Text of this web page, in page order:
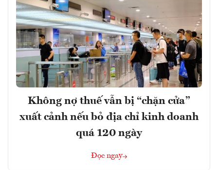
Không nợ thuế vẫn bị “chặn cửa”
xuất cảnh nếu bỏ địa chỉ kinh doanh
quá 120 ngày
Đọc ngay